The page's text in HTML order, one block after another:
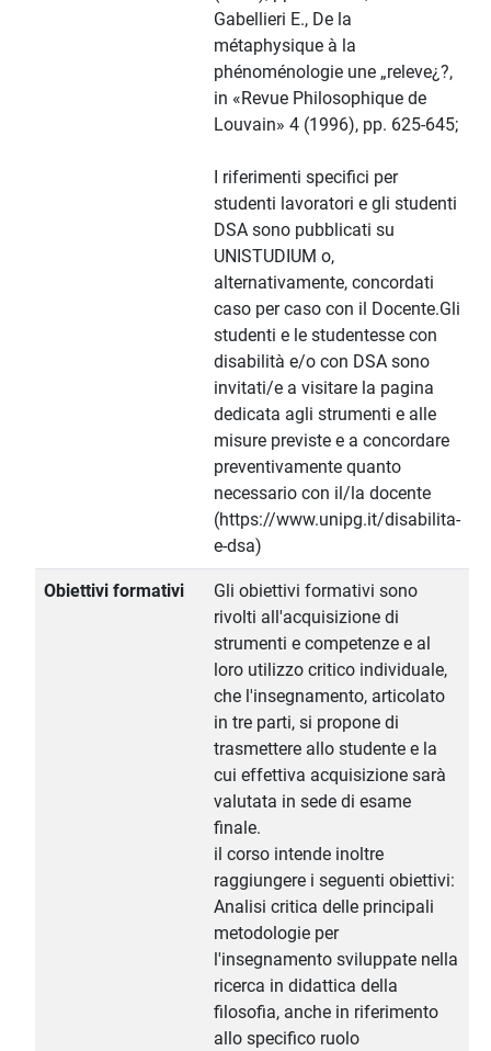
Gabellieri E., De la
métaphysique à la
phénoménologie une „releve¿?,
in «Revue Philosophique de
Louvain» 4 (1996), pp. 625-645;
I riferimenti specifici per
studenti lavoratori e gli studenti
DSA sono pubblicati su
UNISTUDIUM o,
alternativamente, concordati
caso per caso con il Docente.Gli
studenti e le studentesse con
disabilità e/o con DSA sono
invitati/e a visitare la pagina
dedicata agli strumenti e alle
misure previste e a concordare
preventivamente quanto
necessario con il/la docente
(https://www.unipg.it/disabilita-
e-dsa)
Obiettivi formativi
Gli obiettivi formativi sono
rivolti all'acquisizione di
strumenti e competenze e al
loro utilizzo critico individuale,
che l'insegnamento, articolato
in tre parti, si propone di
trasmettere allo studente e la
cui effettiva acquisizione sarà
valutata in sede di esame
finale.
il corso intende inoltre
raggiungere i seguenti obiettivi:
Analisi critica delle principali
metodologie per
l'insegnamento sviluppate nella
ricerca in didattica della
filosofia, anche in riferimento
allo specifico ruolo